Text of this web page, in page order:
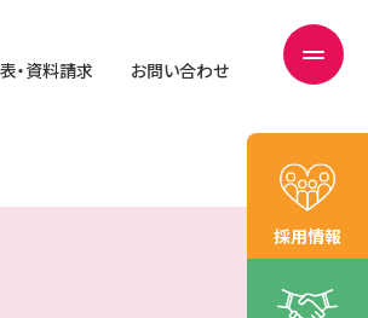
・資料請求 お問い合わせ
採用情報